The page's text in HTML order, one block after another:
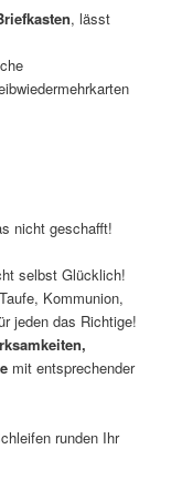
, lässt
nicht geschafft!
selbst Glücklich!
Kommunion,
jeden das Richtige!
mit entsprechender
runden Ihr